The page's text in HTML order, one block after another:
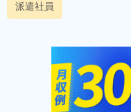
派遣社員